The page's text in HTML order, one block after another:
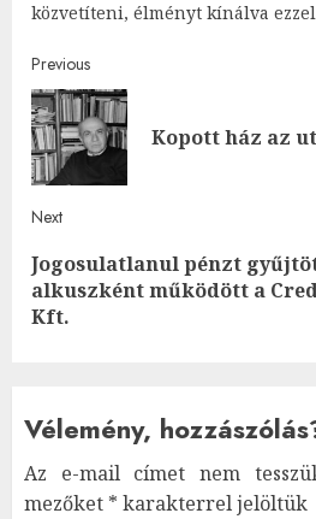
közvetíteni, élményt kínálva
Post
navigation
Previous
Kopott ház az
Next
Next
post:
Jogosulatlanul pénzt
alkuszként működött a
Kft.
Vélemény,
Az e-mail címet nem
mezőket * karakterrel jelöltük